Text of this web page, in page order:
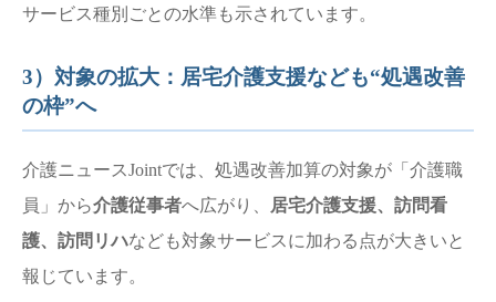
サービス種別ごとの水準も示されています。
3）対象の拡大：居宅介護支援なども“処遇改善
の枠”へ
介護ニュースJointでは、処遇改善加算の対象が「介護職
員」から介護従事者へ広がり、
居宅介護支援、訪問看
護、訪問リハなども対象サービスに加わる点が大きいと
報じています。